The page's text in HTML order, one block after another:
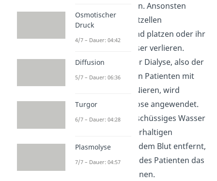
Körper stimmen. Ansonsten
können die Blutzellen
anschwellen und platzen oder ihr
gesamtes Wasser verlieren.
Medizin:
Bei der Dialyse, also der
Behandlung von Patienten mit
geschädigten Nieren, wird
ebenfalls Osmose angewendet.
Hier wird überschüssiges Wasser
mit einer zuckerhaltigen
Flüssigkeit aus dem Blut entfernt,
weil die Nieren des Patienten das
nicht mehr können.
Osmotischer
Druck
4/7 – Dauer: 04:42
Diffusion
5/7 – Dauer: 06:36
Turgor
6/7 – Dauer: 04:28
Plasmolyse
7/7 – Dauer: 04:57